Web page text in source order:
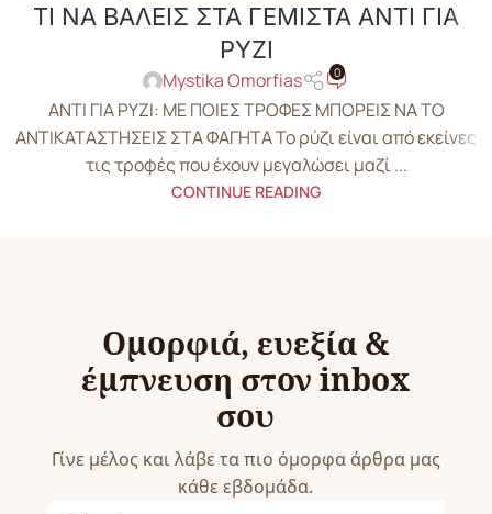
ΤΙ ΝΑ ΒΑΛΕΙΣ ΣΤΑ ΓΕΜΙΣΤΑ ΑΝΤΙ ΓΙΑ
ΡΥΖΙ
Mystika Omorfias 0
ΑΝΤΙ ΓΙΑ ΡΥΖΙ: ΜΕ ΠΟΙΕΣ ΤΡΟΦΕΣ ΜΠΟΡΕΙΣ ΝΑ ΤΟ
ΑΝΤΙΚΑΤΑΣΤΗΣΕΙΣ ΣΤΑ ΦΑΓΗΤΑ Το ρύζι είναι από εκείνες
τις τροφές που έχουν μεγαλώσει μαζί ...
CONTINUE READING
Ομορφιά, ευεξία &
έμπνευση στον inbox
σου
Γίνε μέλος και λάβε τα πιο όμορφα άρθρα μας
κάθε εβδομάδα.